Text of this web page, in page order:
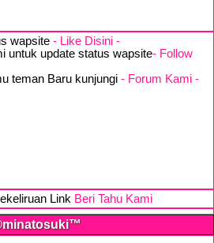
wapsite - Like Disini -
untuk update status wapsite- Follow
teman Baru kunjungi - Forum Kami -
Link Beri Tahu Kami